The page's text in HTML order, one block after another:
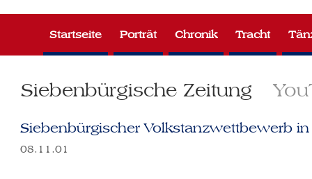
Siebenbürgische Zeitung
Startseite Porträt Chronik Tracht
Siebenbürgischer Volkstanzwettbewerb
08.11.01